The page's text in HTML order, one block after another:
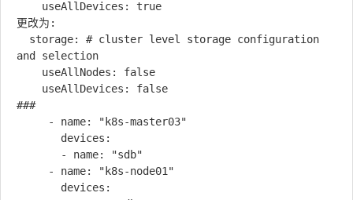
更改为:
and selection
###